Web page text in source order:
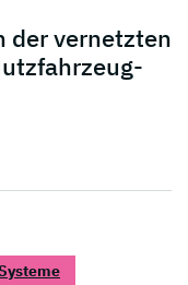
der vernetzten